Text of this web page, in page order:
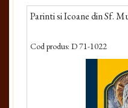
Parinti si Icoane din Sf.
Cod produs: D 71-1022